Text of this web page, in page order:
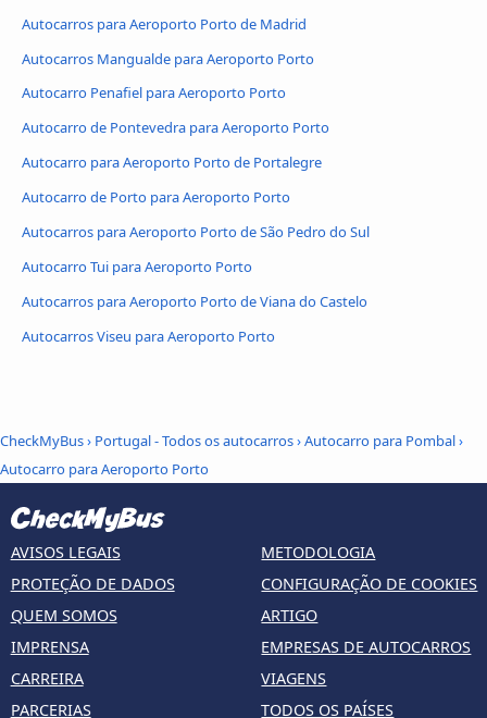
Autocarros para Aeroporto Porto de Madrid
Autocarros Mangualde para Aeroporto Porto
Autocarro Penafiel para Aeroporto Porto
Autocarro de Pontevedra para Aeroporto Porto
Autocarro para Aeroporto Porto de Portalegre
Autocarro de Porto para Aeroporto Porto
Autocarros para Aeroporto Porto de São Pedro do Sul
Autocarro Tui para Aeroporto Porto
Autocarros para Aeroporto Porto de Viana do Castelo
Autocarros Viseu para Aeroporto Porto
CheckMyBus› Portugal - Todos os autocarros›Autocarro para Pombal›
Autocarro para Aeroporto Porto
AVISOS LEGAIS
PROTEÇÃO DE DADOS
QUEM SOMOS
IMPRENSA
CARREIRA
PARCERIAS
METODOLOGIA
CONFIGURAÇÃO DE COOKIES
ARTIGO
EMPRESAS DE AUTOCARROS
VIAGENS
TODOS OS PAÍSES